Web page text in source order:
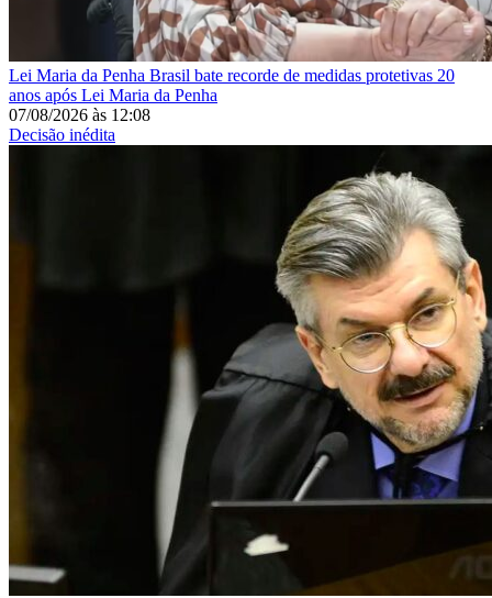
Lei Maria da Penha Brasil bate recorde de medidas protetivas 20
anos após Lei Maria da Penha
07/08/2026 às 12:08
Decisão inédita